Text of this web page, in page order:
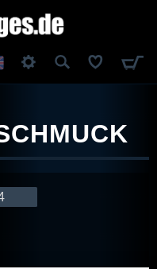
REGISTRIEREN